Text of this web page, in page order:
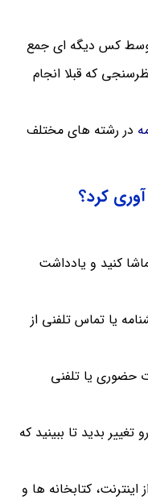
توسط کس دیگه ای جمع
که قبلا انجام
در رشته های مختلف
کرد؟
کنید و یادداشت
یا تماس تلفنی از
حضوری یا تلفنی
بدید تا ببینید که
اینترنت، کتابخانه ها و